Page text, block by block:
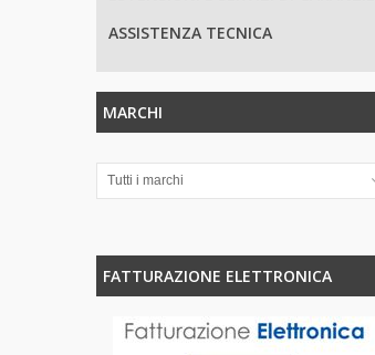
ASSISTENZA TECNICA
MARCHI
Tutti i marchi
FATTURAZIONE ELETTRONICA